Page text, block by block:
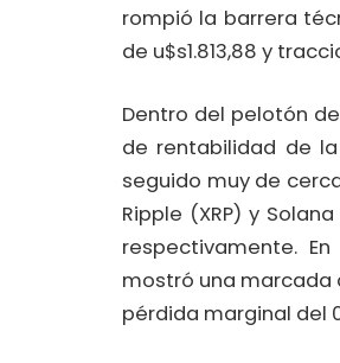
rompió la barrera
de u$s1.813,88 y
Dentro del pelotón
de rentabilidad de
seguido muy de
Ripple (XRP) y
respectivamente.
mostró una marcada
pérdida marginal del